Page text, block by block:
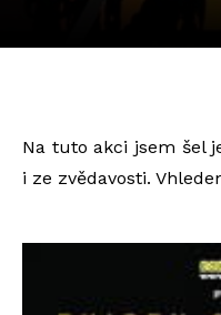
Na tuto akci jsem šel
i ze zvědavosti.